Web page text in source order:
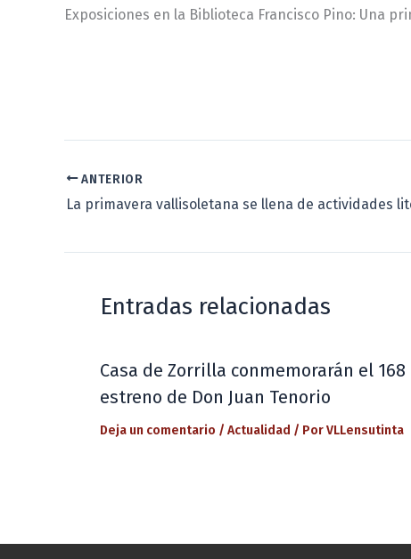
Exposiciones en la Biblioteca Francisco Pino: Una
ANTERIOR
La primavera vallisoletana se llena de actividades
Entradas relacionadas
Casa de Zorrilla conmemorarán el
estreno de Don Juan Tenorio
Deja un comentario / Actualidad / PorVLLensutinta